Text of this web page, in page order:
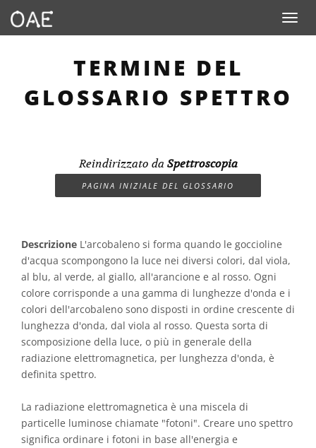
Toggle
TERMINE DEL
GLOSSARIO SPETTRO
Reindirizzato da Spettroscopia
PAGINA INIZIALE DEL GLOSSARIO
Descrizione L'arcobaleno si forma quando le goccioline
d'acqua scompongono la luce nei diversi colori, dal viola,
al blu, al verde, al giallo, all'arancione e al rosso. Ogni
colore corrisponde a una gamma di lunghezze d'onda e i
colori dell'arcobaleno sono disposti in ordine crescente di
lunghezza d'onda, dal viola al rosso. Questa sorta di
scomposizione della luce, o più in generale della
radiazione elettromagnetica, per lunghezza d'onda, è
definita spettro.
La radiazione elettromagnetica è una miscela di
particelle luminose chiamate "fotoni". Creare uno spettro
significa ordinare i fotoni in base all'energia e